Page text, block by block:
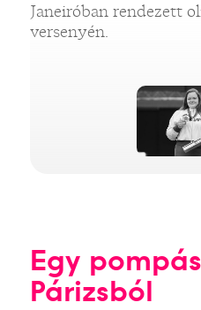
Janeiróban rendezett
versenyén.
Egy
Párizsból